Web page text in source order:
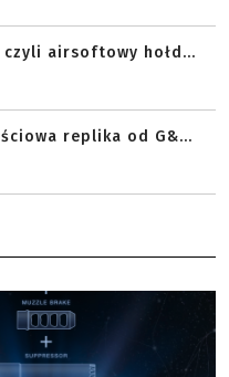
czyli airsoftowy hołd...
replika od G&...